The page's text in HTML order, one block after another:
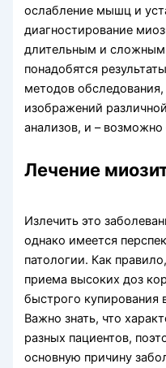
ослабление мышц и
диагностирование
длительным и
понадобятся
методов
изображений
анализов, и –
Лечение
Излечить это
однако имеется
патологии. Как
приема высоких доз
быстрого купирования
Важно знать, что
разных пациентов,
основную причину